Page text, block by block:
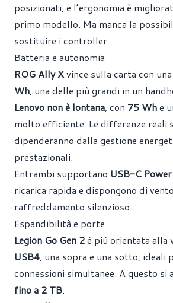
posizionati, e l’ergonomia è
primo modello. Ma manca la
sostituire i controller.
Batteria e autonomia
ROG Ally Xvince sulla carta con
Wh, una delle più grandi in un
Lenovo non è lontana, con 75 Whe
molto efficiente. Le differenze reali
dipenderanno dalla gestione
prestazionali.
Entrambi supportano USB-C
ricarica rapida e dispongono di
raffreddamento silenzioso.
Espandibilità e porte
Legion Go Gen 2è più orientata alla
USB4, una sopra e una sotto, ideali
connessioni simultanee. A questo si
fino a 2 TB.